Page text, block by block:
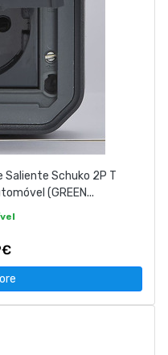
Saliente Schuko 2P T
(GREEN...